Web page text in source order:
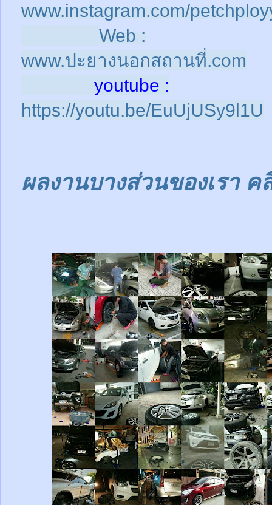
www.instagram.com/
Web :
www.ปะยางนอกสถานที่.com
youtube :
https://youtu.be/EuUjUSy9l1U
ผลงานบางส่วนของเรา ค